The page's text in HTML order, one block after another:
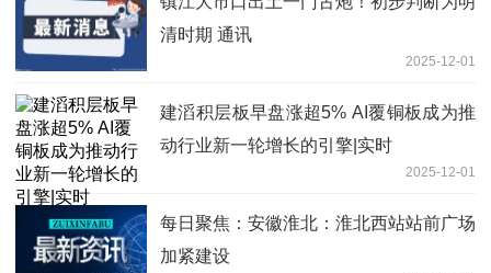
清时期 通讯
2025-12-01
建滔积层板早盘涨超5% AI覆铜板成为推
动行业新一轮增长的引擎|实时
2025-12-01
每日聚焦：安徽淮北：淮北西站站前广场
加紧建设